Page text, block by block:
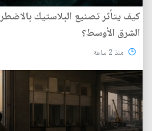
كيف يتأثر تصنيع البلاستيك
الشرق الأوسط؟
منذ 2 ساعة